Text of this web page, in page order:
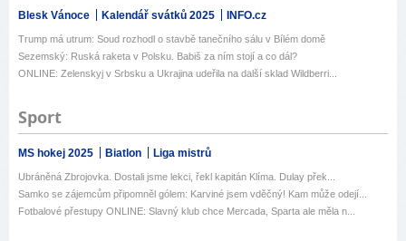
Blesk Vánoce Kalendář svátků 2025 INFO.cz
Trump má utrum: Soud rozhodl o stavbě tanečního sálu v Bílém domě
Sezemský: Ruská raketa v Polsku. Babiš za ním stojí a co dál?
ONLINE: Zelenskyj v Srbsku a Ukrajina udeřila na další sklad Wildberri...
Sport
MS hokej 2025 Biatlon Liga mistrů
Ubráněná Zbrojovka. Dostali jsme lekci, řekl kapitán Klíma. Dulay přek...
Samko se zájemcům připomněl gólem: Karviné jsem vděčný! Kam může odejí...
Fotbalové přestupy ONLINE: Slavný klub chce Mercada, Sparta ale měla n...